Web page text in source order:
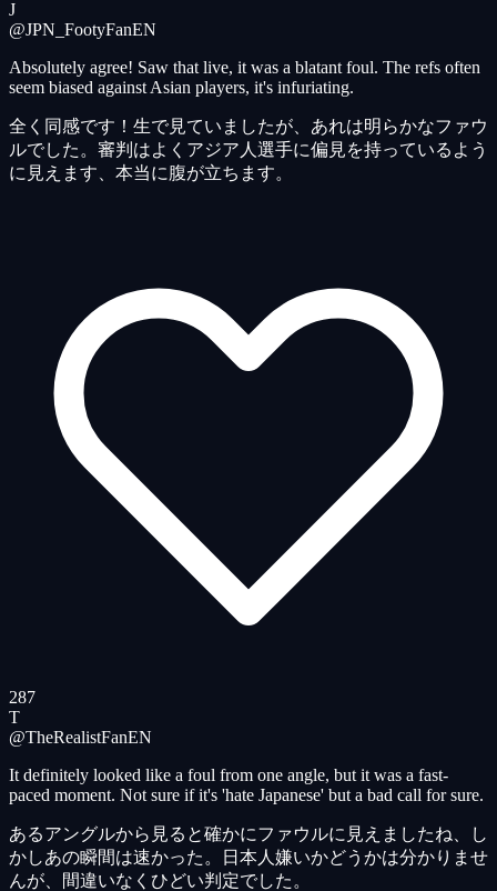
J
@JPN_FootyFanEN
Absolutely agree! Saw that live, it was a blatant foul. The refs often
seem biased against Asian players, it's infuriating.
全く同感です！生で見ていましたが、あれは明らかなファウ
ルでした。審判はよくアジア人選手に偏見を持っているよう
に見えます、本当に腹が立ちます。
287
T
@TheRealistFanEN
It definitely looked like a foul from one angle, but it was a fast-
paced moment. Not sure if it's 'hate Japanese' but a bad call for sure.
あるアングルから見ると確かにファウルに見えましたね、し
かしあの瞬間は速かった。日本人嫌いかどうかは分かりませ
んが、間違いなくひどい判定でした。